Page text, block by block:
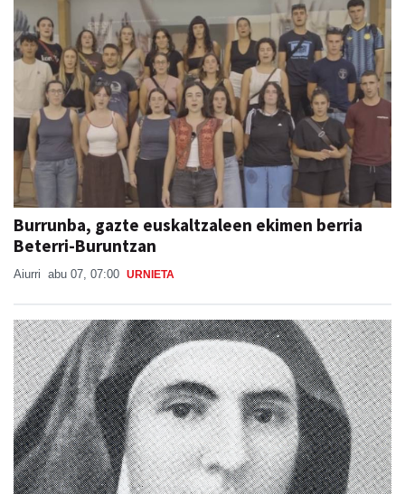
Burrunba, gazte euskaltzaleen ekimen berria
Beterri-Buruntzan
Aiurri abu 07, 07:00 URNIETA